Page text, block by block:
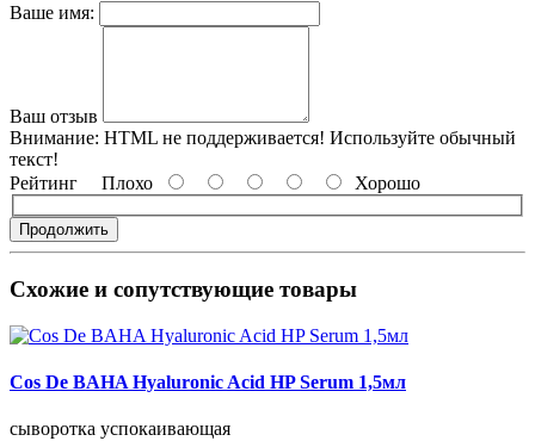
Ваше имя:
Ваш отзыв
Внимание: HTML не поддерживается! Используйте обычный
текст!
Рейтинг Плохо Хорошо
Продолжить
Схожие и сопутствующие товары
Cos De BAHA Hyaluronic Acid HP Serum 1,5мл
сыворотка успокаивающая